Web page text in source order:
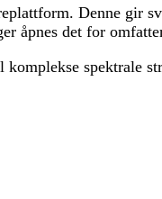
Denne
åpnes det for
spektrale